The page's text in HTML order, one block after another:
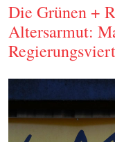
Die Grünen +
Altersarmut: